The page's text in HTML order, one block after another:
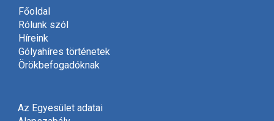
Főoldal
Rólunk szól
Híreink
Gólyahíres történetek
Örökbefogadóknak
Az Egyesület adatai